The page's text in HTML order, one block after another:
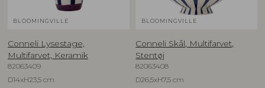
BLOOMINGVILLE
Conneli Lysestage,
Multifarvet, Keramik
82063409
D14xH23,5 cm
BLOOMINGVILLE
Conneli Skål, Multifarvet,
Stentøj
82063408
D26,5xH7,5 cm